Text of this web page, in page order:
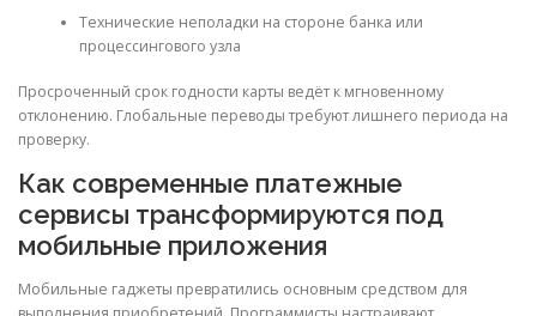
Технические неполадки на стороне банка или
процессингового узла
Просроченный срок годности карты ведёт к мгновенному
отклонению. Глобальные переводы требуют лишнего периода на
проверку.
Как современные платежные
сервисы трансформируются под
мобильные приложения
Мобильные гаджеты превратились основным средством для